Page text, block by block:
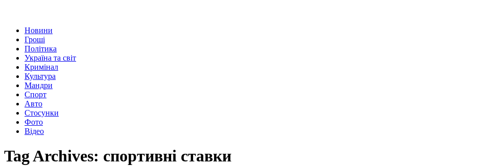
Новини
Гроші
Політика
Україна та світ
Кримінал
Культура
Мандри
Спорт
Авто
Стосунки
Фото
Відео
Tag Archives: спортивні ставки